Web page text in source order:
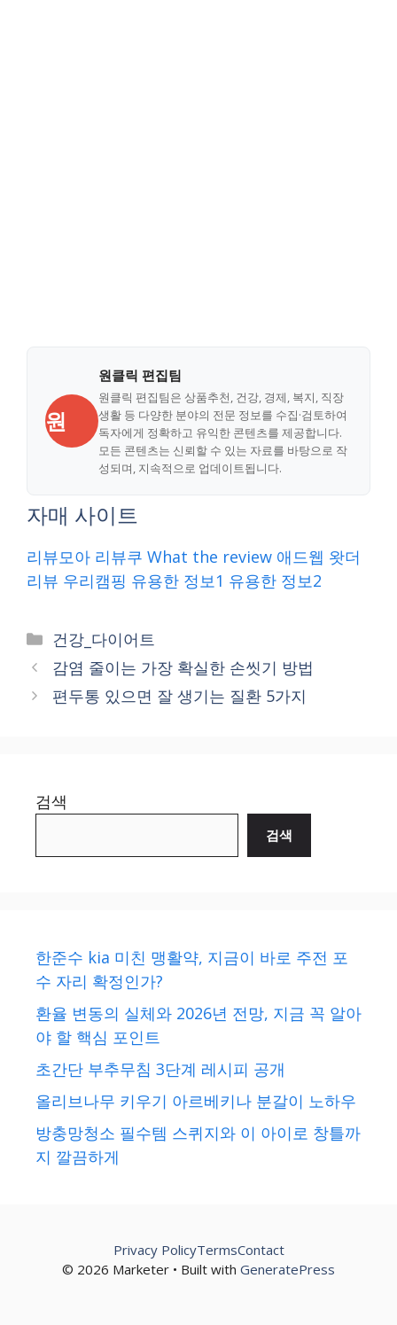
원
원클릭 편집팀
원클릭 편집팀은 상품추천, 건강, 경제, 복지, 직장
생활 등 다양한 분야의 전문 정보를 수집·검토하여
독자에게 정확하고 유익한 콘텐츠를 제공합니다.
모든 콘텐츠는 신뢰할 수 있는 자료를 바탕으로 작
성되며, 지속적으로 업데이트됩니다.
자매 사이트
리뷰모아 리뷰쿠 What the review 애드웹 왓더
리뷰 우리캠핑 유용한 정보1 유용한 정보2
Categories
건강_다이어트
감염 줄이는 가장 확실한 손씻기 방법
편두통 있으면 잘 생기는 질환 5가지
검색
검색
한준수 kia 미친 맹활약, 지금이 바로 주전 포
수 자리 확정인가?
환율 변동의 실체와 2026년 전망, 지금 꼭 알아
야 할 핵심 포인트
초간단 부추무침 3단계 레시피 공개
올리브나무 키우기 아르베키나 분갈이 노하우
방충망청소 필수템 스퀴지와 이 아이로 창틀까
지 깔끔하게
© 2026 Marketer • Built with GeneratePress
Privacy PolicyTermsContact